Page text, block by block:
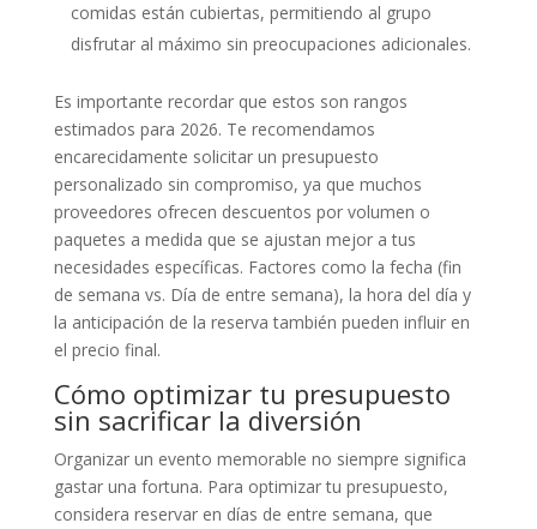
comidas están cubiertas, permitiendo al grupo
disfrutar al máximo sin preocupaciones adicionales.
Es importante recordar que estos son rangos
estimados para 2026. Te recomendamos
encarecidamente solicitar un presupuesto
personalizado sin compromiso, ya que muchos
proveedores ofrecen descuentos por volumen o
paquetes a medida que se ajustan mejor a tus
necesidades específicas. Factores como la fecha (fin
de semana vs. Día de entre semana), la hora del día y
la anticipación de la reserva también pueden influir en
el precio final.
Cómo optimizar tu presupuesto
sin sacrificar la diversión
Organizar un evento memorable no siempre significa
gastar una fortuna. Para optimizar tu presupuesto,
considera reservar en días de entre semana, que